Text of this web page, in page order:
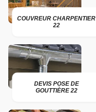
COUVREUR CHARPENTIER
22
DEVIS POSE DE
GOUTTIÈRE 22